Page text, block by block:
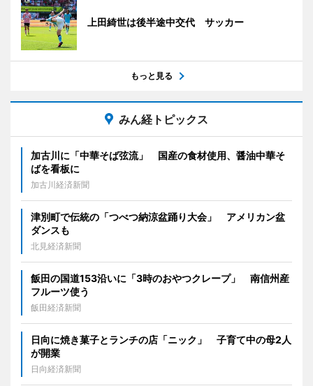
上田綺世は後半途中交代 サッカー
もっと見る
みん経トピックス
加古川に「中華そば弦流」 国産の食材使用、醤油中華そ
ばを看板に
加古川経済新聞
津別町で伝統の「つべつ納涼盆踊り大会」 アメリカン盆
ダンスも
北見経済新聞
飯田の国道153沿いに「3時のおやつクレープ」 南信州産
フルーツ使う
飯田経済新聞
日向に焼き菓子とランチの店「ニック」 子育て中の母2人
が開業
日向経済新聞